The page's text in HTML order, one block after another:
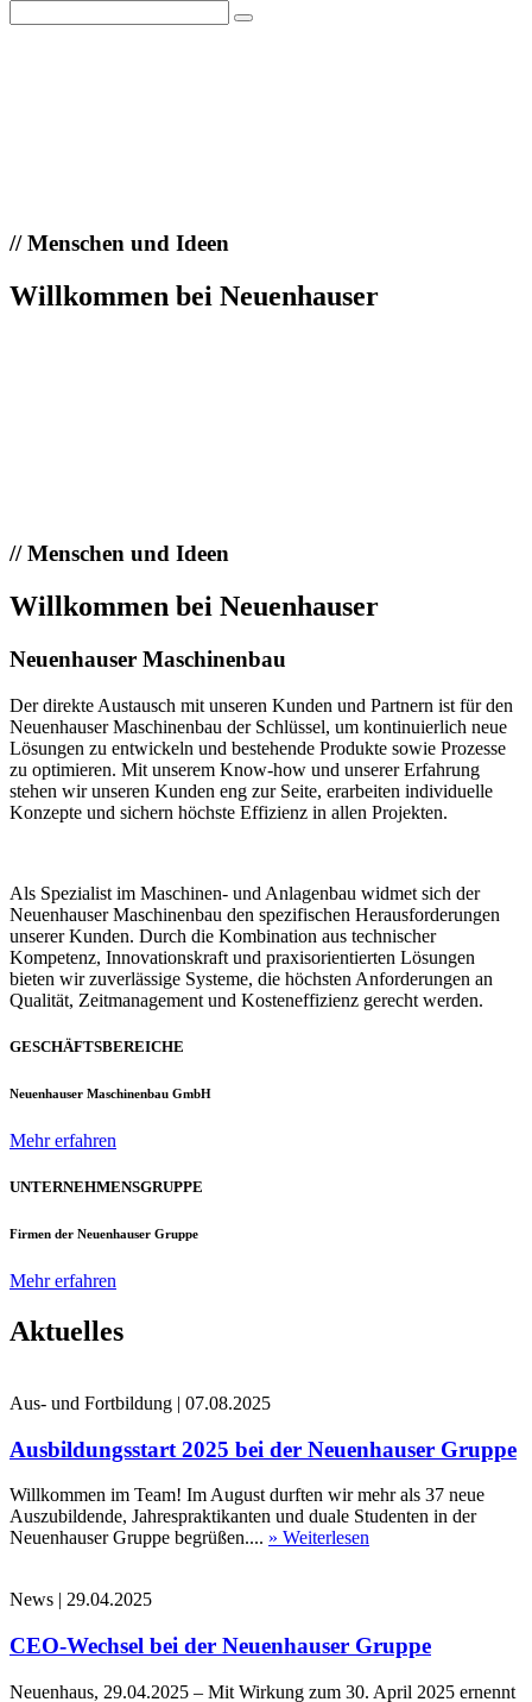
//Menschen und Ideen
Willkommen bei Neuenhauser
//Menschen und Ideen
Willkommen bei Neuenhauser
Neuenhauser Maschinenbau
Der direkte Austausch mit unseren Kunden und Partnern ist für den
Neuenhauser Maschinenbau der Schlüssel, um kontinuierlich neue
Lösungen zu entwickeln und bestehende Produkte sowie Prozesse
zu optimieren. Mit unserem Know-how und unserer Erfahrung
stehen wir unseren Kunden eng zur Seite, erarbeiten individuelle
Konzepte und sichern höchste Effizienz in allen Projekten.
Als Spezialist im Maschinen- und Anlagenbau widmet sich der
Neuenhauser Maschinenbau den spezifischen Herausforderungen
unserer Kunden. Durch die Kombination aus technischer
Kompetenz, Innovationskraft und praxisorientierten Lösungen
bieten wir zuverlässige Systeme, die höchsten Anforderungen an
Qualität, Zeitmanagement und Kosteneffizienz gerecht werden.
GESCHÄFTSBEREICHE
Neuenhauser Maschinenbau GmbH
Mehr erfahren
UNTERNEHMENSGRUPPE
Firmen der Neuenhauser Gruppe
Mehr erfahren
Aktuelles
Aus- und Fortbildung | 07.08.2025
Ausbildungsstart 2025 bei der Neuenhauser Gruppe
Willkommen im Team! Im August durften wir mehr als 37 neue
Auszubildende, Jahrespraktikanten und duale Studenten in der
Neuenhauser Gruppe begrüßen.... » Weiterlesen
News | 29.04.2025
CEO-Wechsel bei der Neuenhauser Gruppe
Neuenhaus, 29.04.2025 – Mit Wirkung zum 30. April 2025 ernennt